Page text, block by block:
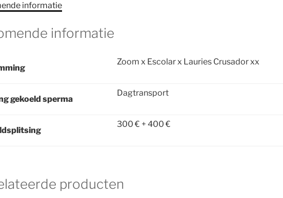
informatie
informatie
Zoom x Escolar x Lauries Crusador xx
gekoeld sperma
Dagtransport
300 € + 400 €
producten